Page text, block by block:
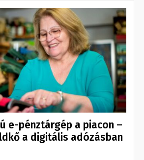
e-pénztárgép a piacon –
a digitális adózásban